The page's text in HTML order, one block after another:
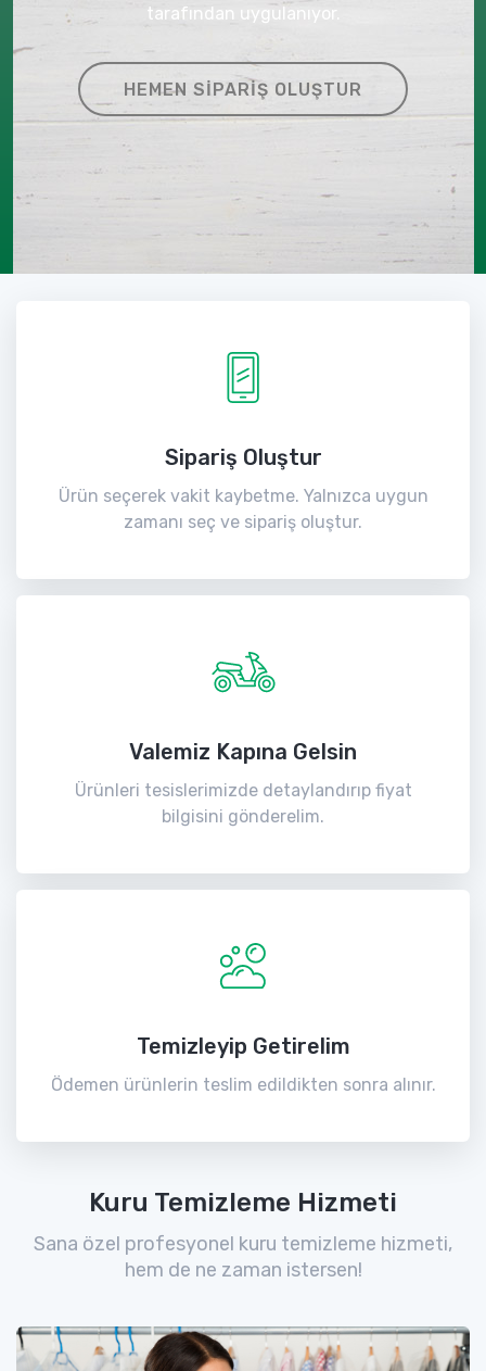
tarafından uygulanıyor.
HEMEN SIPARIŞ OLUŞTUR
Sipariş Oluştur
Ürün seçerek vakit kaybetme. Yalnızca uygun
zamanı seç ve sipariş oluştur.
Valemiz Kapına Gelsin
Ürünleri tesislerimizde detaylandırıp fiyat
bilgisini gönderelim.
Temizleyip Getirelim
Ödemen ürünlerin teslim edildikten sonra alınır.
Kuru Temizleme Hizmeti
Sana özel profesyonel kuru temizleme hizmeti,
hem de ne zaman istersen!